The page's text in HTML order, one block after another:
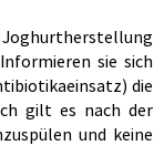
sie sich
die
gilt es nach der
und keine